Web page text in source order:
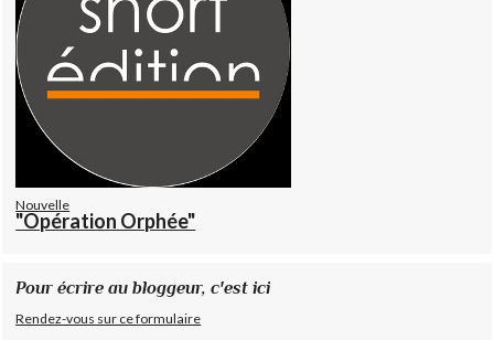
Nouvelle
"Opération Orphée"
Pour écrire au bloggeur, c'est ici
Rendez-vous sur ce formulaire